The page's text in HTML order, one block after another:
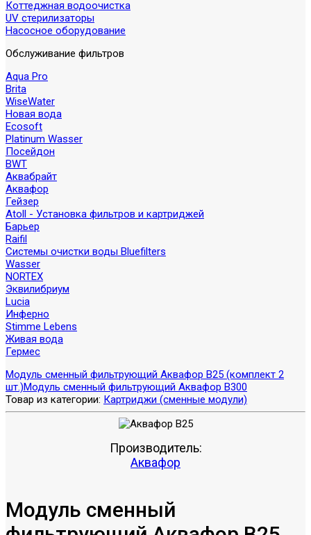
Коттеджная водоочистка
UV стерилизаторы
Насосное оборудование
Обслуживание фильтров
Aqua Pro
Brita
WiseWater
Новая вода
Ecosoft
Platinum Wasser
Посейдон
BWT
Аквабрайт
Аквафор
Гейзер
Atoll - Установка фильтров и картриджей
Барьер
Raifil
Системы очистки воды Bluefilters
Wasser
NORTEX
Эквилибриум
Lucia
Инферно
Stimme Lebens
Живая вода
Гермес
Модуль сменный фильтрующий Аквафор В25 (комплект 2
шт.)Модуль сменный фильтрующий Аквафор В300
Товар из категории: Картриджи (сменные модули)
Производитель:
Аквафор
Модуль сменный